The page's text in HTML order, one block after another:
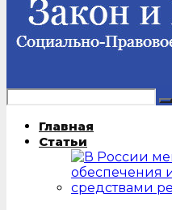
Главная
Статьи